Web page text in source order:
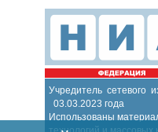
Учредитель сетевого
03.03.2023 года
Использованы